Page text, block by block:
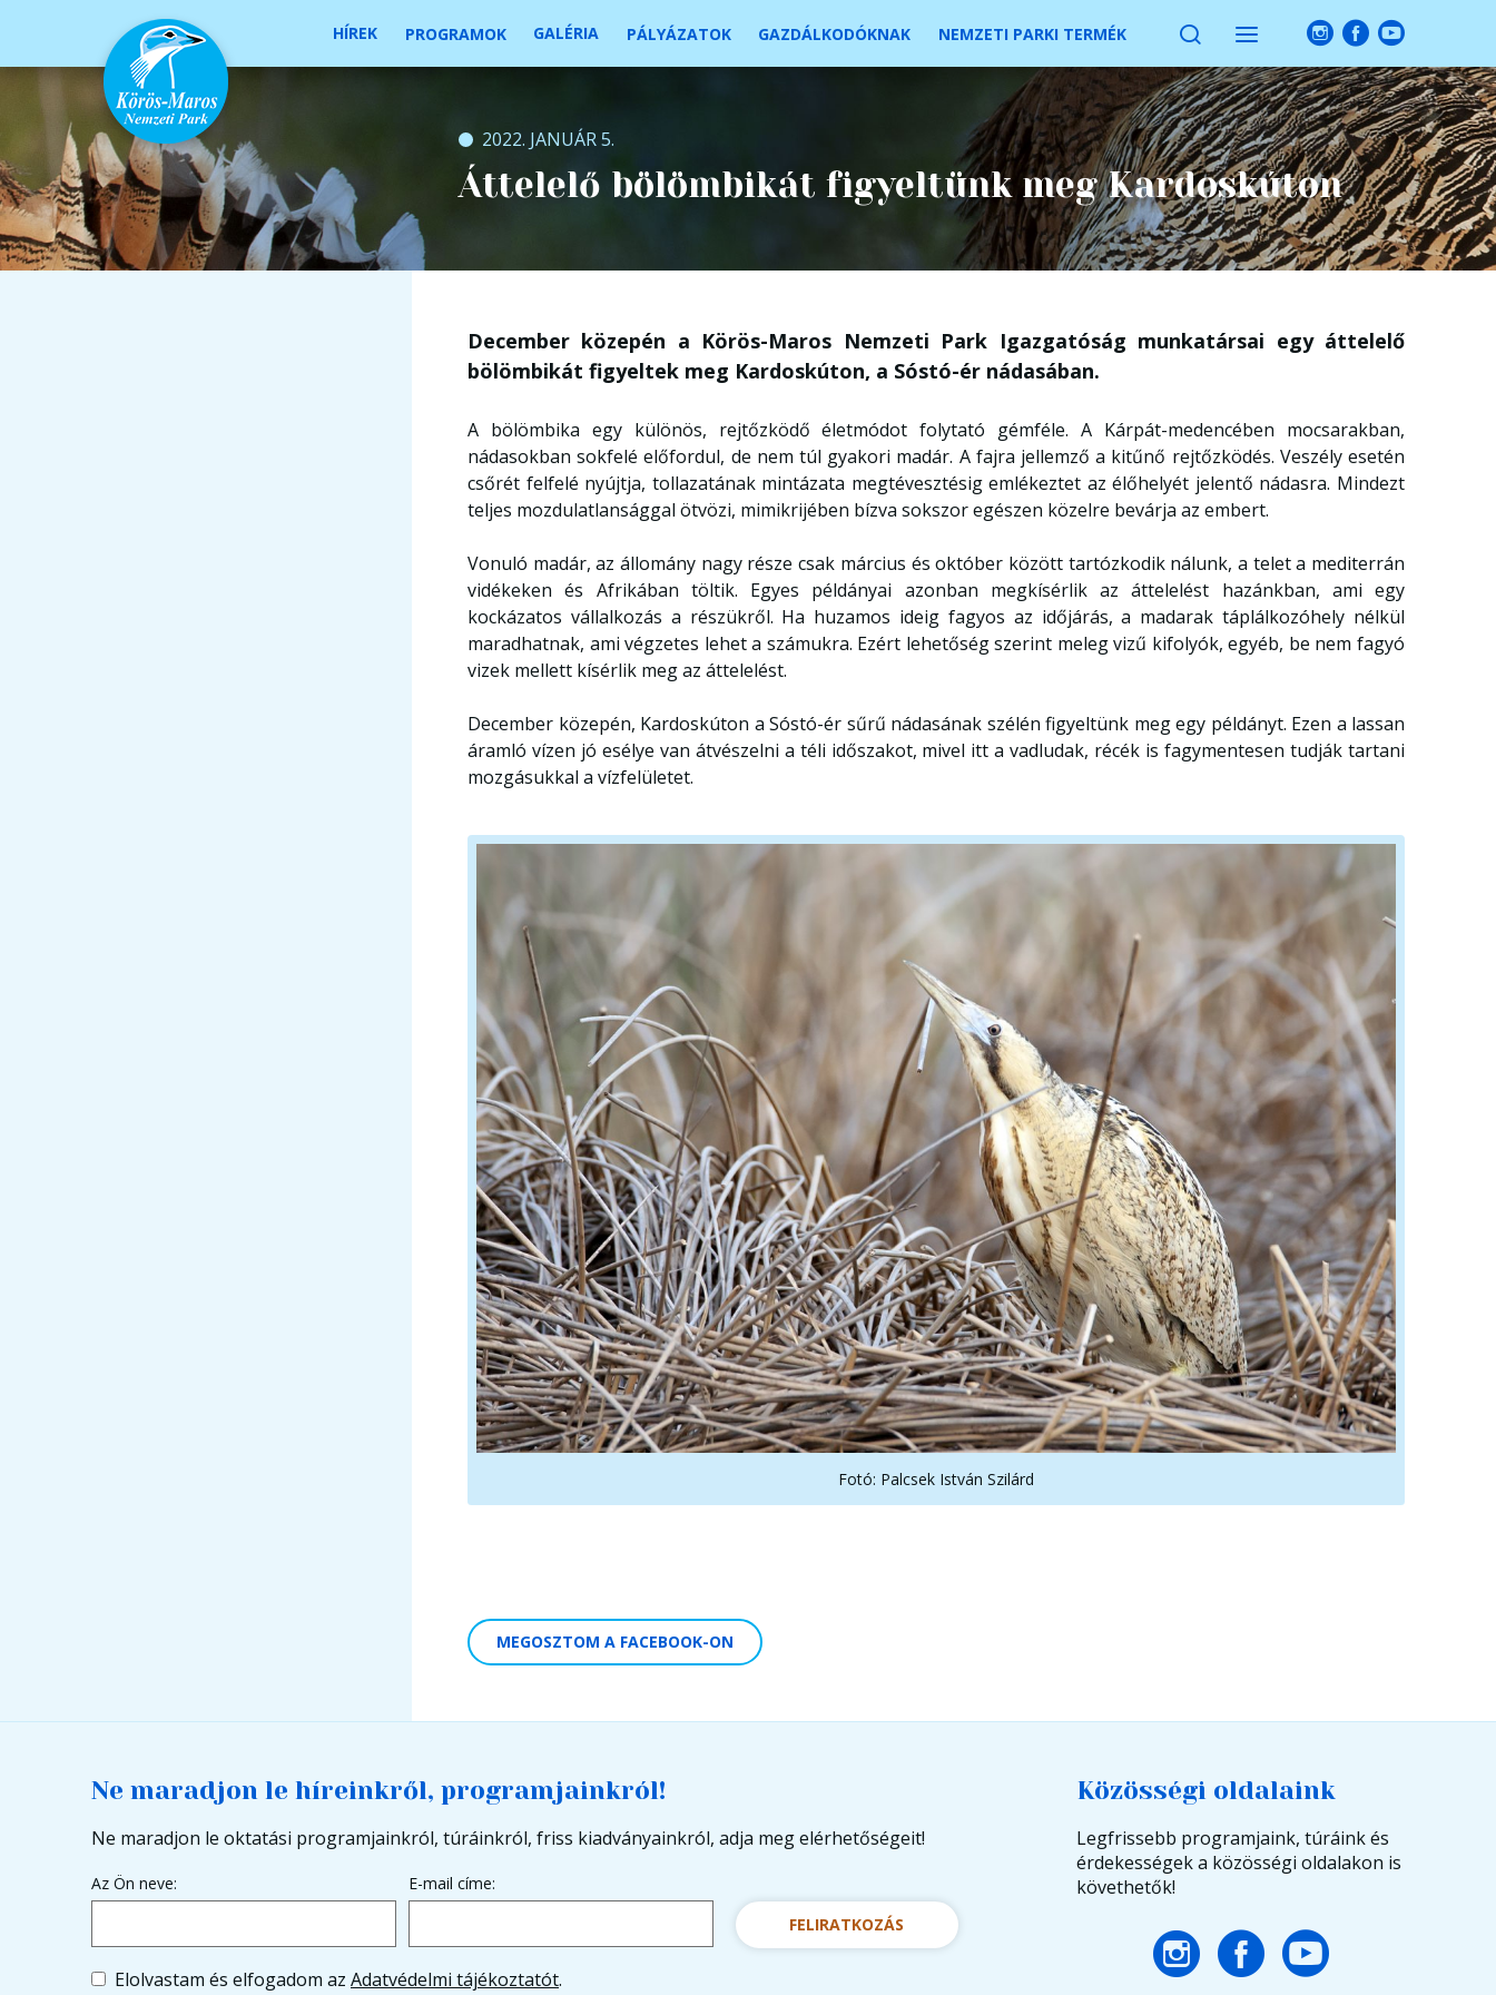
HÍREK PROGRAMOK GALÉRIA PÁLYÁZATOK GAZDÁLKODÓKNAK NEMZETI PARKI TERMÉK
2022. JANUÁR 5.
Áttelelő bölömbikát figyeltünk meg Kardoskúton
December közepén a Körös-Maros Nemzeti Park Igazgatóság munkatársai egy áttelelő
bölömbikát figyeltek meg Kardoskúton, a Sóstó-ér nádasában.
A bölömbika egy különös, rejtőzködő életmódot folytató gémféle. A Kárpát-medencében mocsarakban,
nádasokban sokfelé előfordul, de nem túl gyakori madár. A fajra jellemző a kitűnő rejtőzködés. Veszély esetén
csőrét felfelé nyújtja, tollazatának mintázata megtévesztésig emlékeztet az élőhelyét jelentő nádasra. Mindezt
teljes mozdulatlansággal ötvözi, mimikrijében bízva sokszor egészen közelre bevárja az embert.
Vonuló madár, az állomány nagy része csak március és október között tartózkodik nálunk, a telet a mediterrán
vidékeken és Afrikában töltik. Egyes példányai azonban megkísérlik az áttelelést hazánkban, ami egy
kockázatos vállalkozás a részükről. Ha huzamos ideig fagyos az időjárás, a madarak táplálkozóhely nélkül
maradhatnak, ami végzetes lehet a számukra. Ezért lehetőség szerint meleg vizű kifolyók, egyéb, be nem fagyó
vizek mellett kísérlik meg az áttelelést.
December közepén, Kardoskúton a Sóstó-ér sűrű nádasának szélén figyeltünk meg egy példányt. Ezen a lassan
áramló vízen jó esélye van átvészelni a téli időszakot, mivel itt a vadludak, récék is fagymentesen tudják tartani
mozgásukkal a vízfelületet.
Fotó: Palcsek István Szilárd
MEGOSZTOM A FACEBOOK-ON
Ne maradjon le híreinkről, programjainkról!
Ne maradjon le oktatási programjainkról, túráinkról, friss kiadványainkról, adja meg elérhetőségeit!
Az Ön neve: E-mail címe:
Elolvastam és elfogadom az Adatvédelmi tájékoztatót.
FELIRATKOZÁS
Közösségi oldalaink
Legfrissebb programjaink, túráink és
érdekességek a közösségi oldalakon is
követhetők!